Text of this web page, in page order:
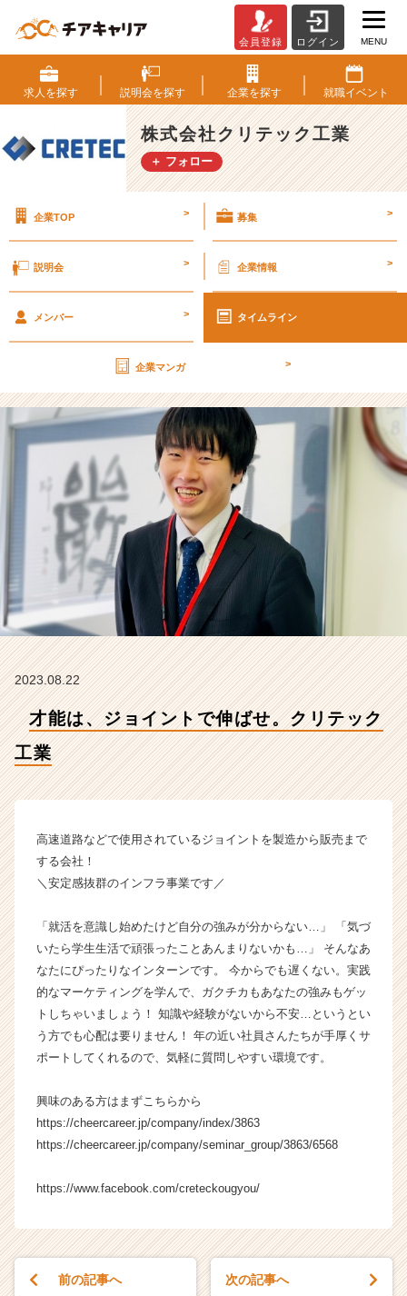
能
は、
ジ
ョ
イ
ン
ば
リ
工
業
【株
式
会
社
リ
テ
業
タ
イ
ン】
ャ
長
業
か
ら
ス
ウ
ト
が
く
就
活
ト
ア
キ
会員登録 ログイン MENU
求人を探す 説明会を探す 企業を探す 就職イベント
株式会社クリテック工業
＋ フォロー
企業TOP > 募集 >
説明会 > 企業情報 >
メンバー > タイムライン
企業マンガ >
2023.08.22
才能は、ジョイントで伸ばせ。クリテック
工業
高速道路などで使用されているジョイントを製造から販売まで
する会社！
＼安定感抜群のインフラ事業です／
「就活を意識し始めたけど自分の強みが分からない…」 「気づ
いたら学生生活で頑張ったことあんまりないかも…」 そんなあ
なたにぴったりなインターンです。 今からでも遅くない。実践
的なマーケティングを学んで、ガクチカもあなたの強みもゲッ
トしちゃいましょう！ 知識や経験がないから不安…というとい
う方でも心配は要りません！ 年の近い社員さんたちが手厚くサ
ポートしてくれるので、気軽に質問しやすい環境です。
興味のある方はまずこちらから
https://cheercareer.jp/company/index/3863
https://cheercareer.jp/company/seminar_group/3863/6568
https://www.facebook.com/creteckougyou/
前の記事へ 次の記事へ